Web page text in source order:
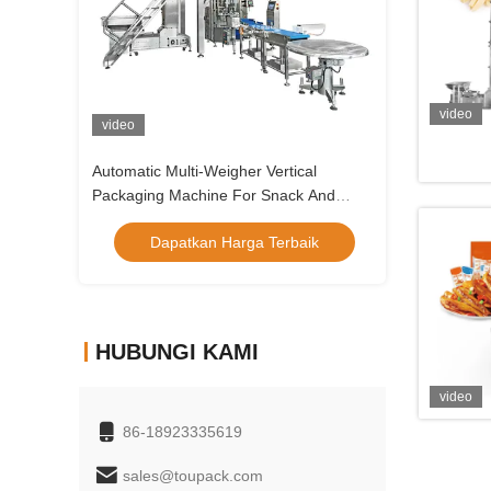
video
Automatic Multi-Weigher Vertical
Packaging Machine For Snack And
Biscuit Packaging For Dried Fruit
Dapatkan Harga Terbaik
HUBUNGI KAMI
86-18923335619
sales@toupack.com
video
video